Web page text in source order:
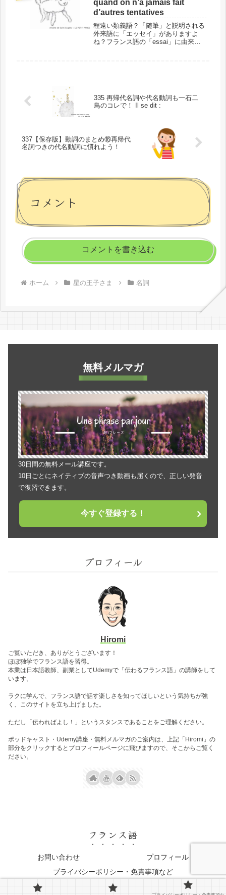
の...
quand on n’a jamais fait
d’autres tentatives
程遠い類義語？「随筆」と説明される
外来語に「エッセイ」がありますよ
ね？フランス語の「essai」に由来し
335 再帰代名詞や代名動詞も一石二
鳥のコレで！ Il se dit :
337【保存版】動詞のまとめ⑯再帰代
名詞つきの代名動詞に慣れよう！
コメント
コメントを書き込む
ホーム 星の王子さま 名詞
無料メルマガ
30日間の無料メール講座です。
10日ごとにネイティブの音声つき動画も届くので、正しい発音
で復習できます。
今すぐ登録する！
プロフィール
Hiromi
ご覧いただき、ありがとうございます！
ほぼ独学でフランス語を習得。
本業は日本語教師、副業としてUdemyで「伝わるフランス語」の講師をして
います。
ラクに学んで、フランス語で話す楽しさを知ってほしいという気持ちが強
く、このサイトを立ち上げました。
ただし「伝わればよし！」というスタンスであることをご理解ください。
ポッドキャスト・Udemy講座・無料メルマガのご案内は、上記「Hiromi」の
部分をクリックするとプロフィールページに飛びますので、そこからご覧く
ださい。
フランス語
お問い合わせ
プロフィール
プライバシーポリシー・免責事項など
© 2023 フランス語.